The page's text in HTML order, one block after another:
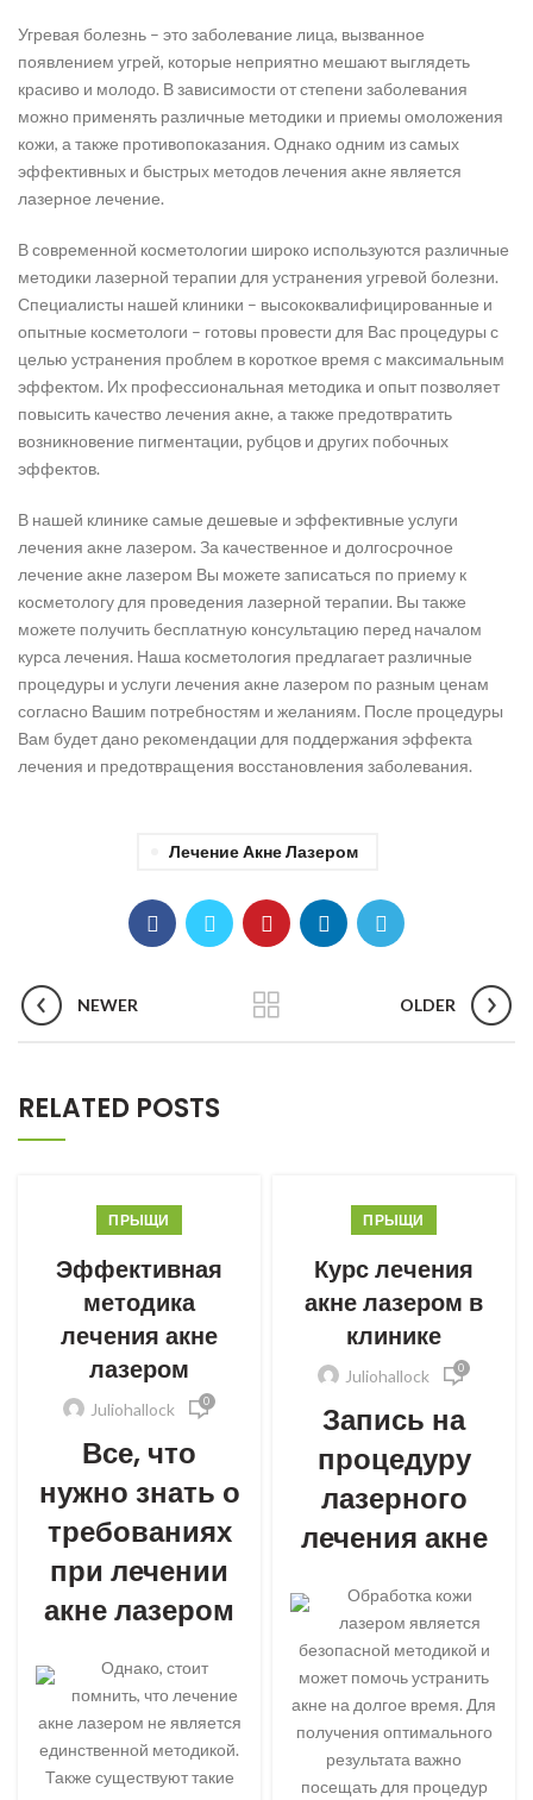
Угревая болезнь – это заболевание лица, вызванное
появлением угрей, которые неприятно мешают выглядеть
красиво и молодо. В зависимости от степени заболевания
можно применять различные методики и приемы омоложения
кожи, а также противопоказания. Однако одним из самых
эффективных и быстрых методов лечения акне является
лазерное лечение.
В современной косметологии широко используются различные
методики лазерной терапии для устранения угревой болезни.
Специалисты нашей клиники – высококвалифицированные и
опытные косметологи – готовы провести для Вас процедуры с
целью устранения проблем в короткое время с максимальным
эффектом. Их профессиональная методика и опыт позволяет
повысить качество лечения акне, а также предотвратить
возникновение пигментации, рубцов и других побочных
эффектов.
В нашей клинике самые дешевые и эффективные услуги
лечения акне лазером. За качественное и долгосрочное
лечение акне лазером Вы можете записаться по приему к
косметологу для проведения лазерной терапии. Вы также
можете получить бесплатную консультацию перед началом
курса лечения. Наша косметология предлагает различные
процедуры и услуги лечения акне лазером по разным ценам
согласно Вашим потребностям и желаниям. После процедуры
Вам будет дано рекомендации для поддержания эффекта
лечения и предотвращения восстановления заболевания.
Лечение Акне Лазером
NEWER OLDER
RELATED POSTS
ПРЫЩИ
Эффективная
методика
лечения акне
лазером
Juliohallock 0
Все, что
нужно знать о
требованиях
при лечении
акне лазером
Однако, стоит
помнить, что лечение
акне лазером не является
единственной методикой.
Также существуют такие
ПРЫЩИ
Курс лечения
акне лазером в
клинике
Juliohallock 0
Запись на
процедуру
лазерного
лечения акне
Обработка кожи
лазером является
безопасной методикой и
может помочь устранить
акне на долгое время. Для
получения оптимального
результата важно
посещать для процедур